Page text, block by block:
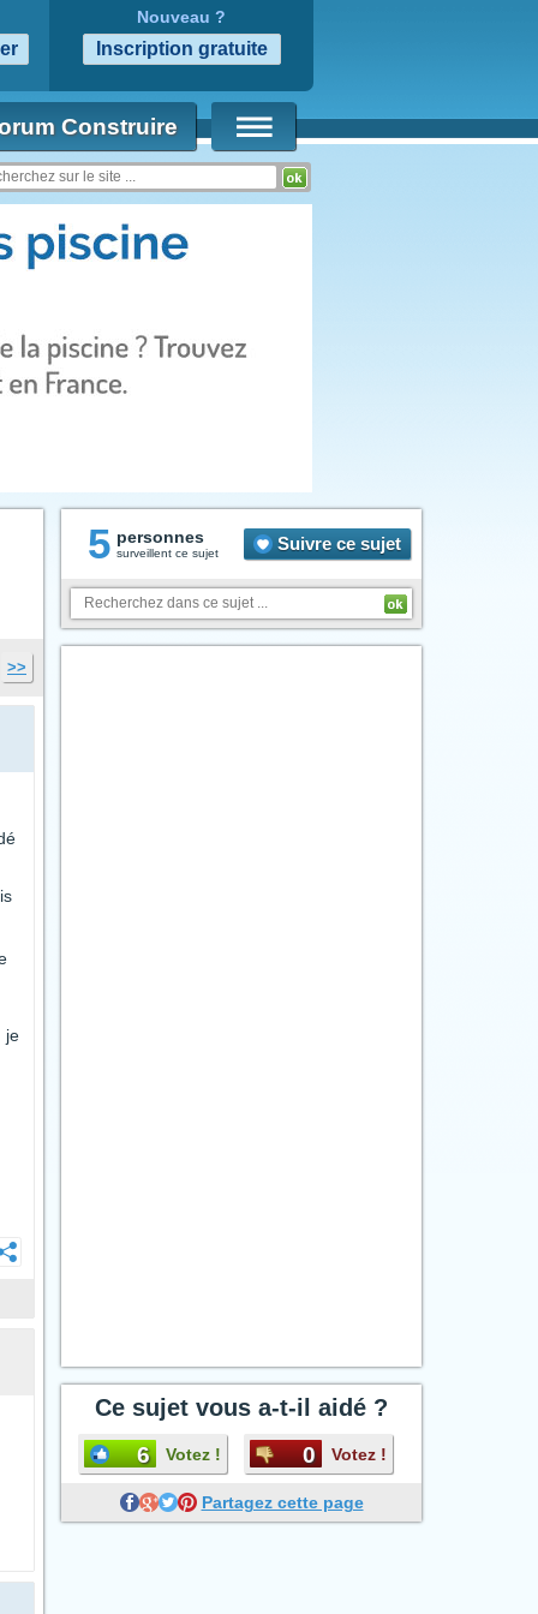
Nouveau ?
Construire
>>
je
5 personnes
surveillent ce sujet Suivre ce sujet
Ce sujet vous a-t-il aidé ?
6 Votez ! 0 Votez !
Partagez cette page